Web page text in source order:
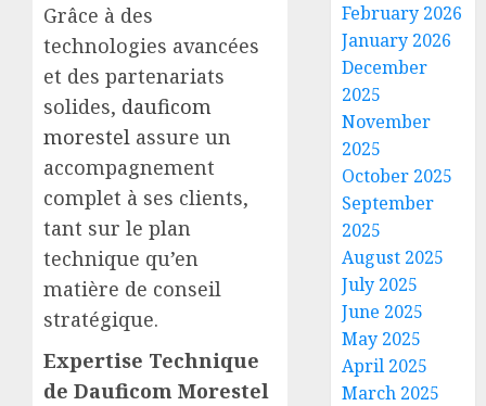
Grâce à des
technologies avancées
et des partenariats
solides, dauficom
morestel assure un
accompagnement
complet à ses clients,
tant sur le plan
technique qu’en
matière de conseil
stratégique.
Expertise Technique
de Dauficom Morestel
February 2026
January 2026
December
2025
November
2025
October 2025
September
2025
August 2025
July 2025
June 2025
May 2025
April 2025
March 2025